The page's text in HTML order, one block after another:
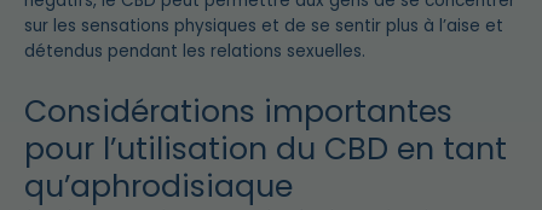
sur les sensations physiques et de se sentir plus à l’aise et
détendus pendant les relations sexuelles.
Considérations importantes
pour l’utilisation du CBD en tant
qu’aphrodisiaque